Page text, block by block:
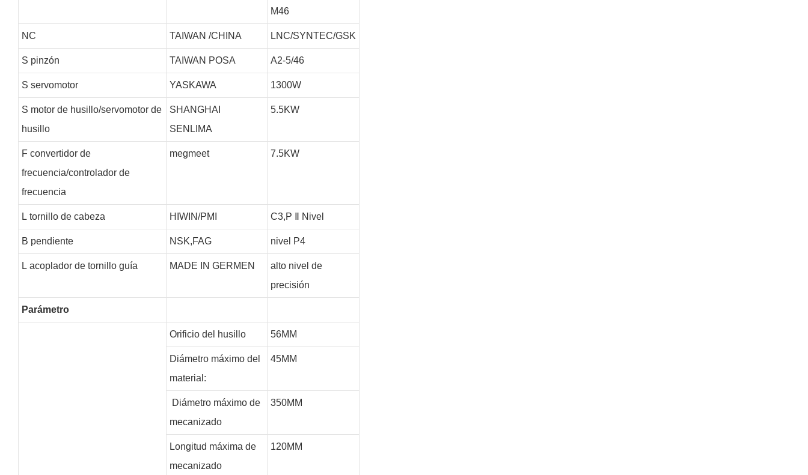
M46
NC TAIWAN /CHINA LNC/SYNTEC/GSK
S pinzón TAIWAN POSA A2-5/46
S servomotor YASKAWA 1300W
S motor de husillo/servomotor de
husillo
SHANGHAI
SENLIMA
5.5KW
Fconvertidor de
frecuencia/controlador de
frecuencia
megmeet 7.5KW
L tornillo de cabeza HIWIN/PMI C3,P Nivel
B pendiente NSK,FAG nivel P4
L acoplador de tornillo guía MADE IN GERMEN
alto nivel de
precisión
Parámetro
Orificio del husillo 56MM
Diámetro máximo del
material:
45MM
Diámetro máximo de
mecanizado
350MM
Longitud máxima de
mecanizado
120MM